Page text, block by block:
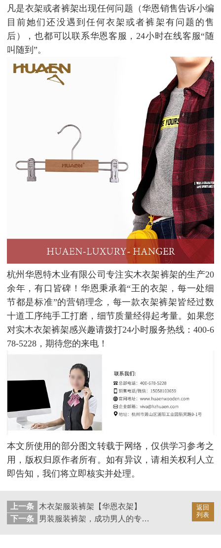
凡是衣架或者裤架出现任何问题（华恩销售告诉小编
目前她们还没遇到任何衣架或者裤架有问题的售
后），也都可以联系华恩客服，24小时在线客服“随
叫随到”。
杭州华恩特木业有限公司专注实木衣架裤架的生产20
余年，有口皆碑！华恩秉承着“王的衣架，每一处细
节都是标准”的营销理念，每一款衣架裤架皆经过数
十道工序纯手工打磨，细节质量经得起考量。如果您
对实木衣架裤架感兴趣请拨打24小时服务热线：400-6
78-5228，期待您的来电！
本文所使用的部分图文转载于网络，仅供学习参考之
用，版权归原作者所有。如有异议，请相关权利人立
即告知，我们将立即核实并处理。
返回
列表
上一条
木衣架服装裤架【华恩衣架】
下一条
男装服装裤架，成功男人的专属【华恩衣架】